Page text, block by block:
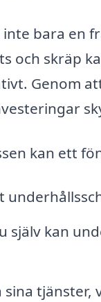
bara en
och skräp
Genom
kan ett
själv kan